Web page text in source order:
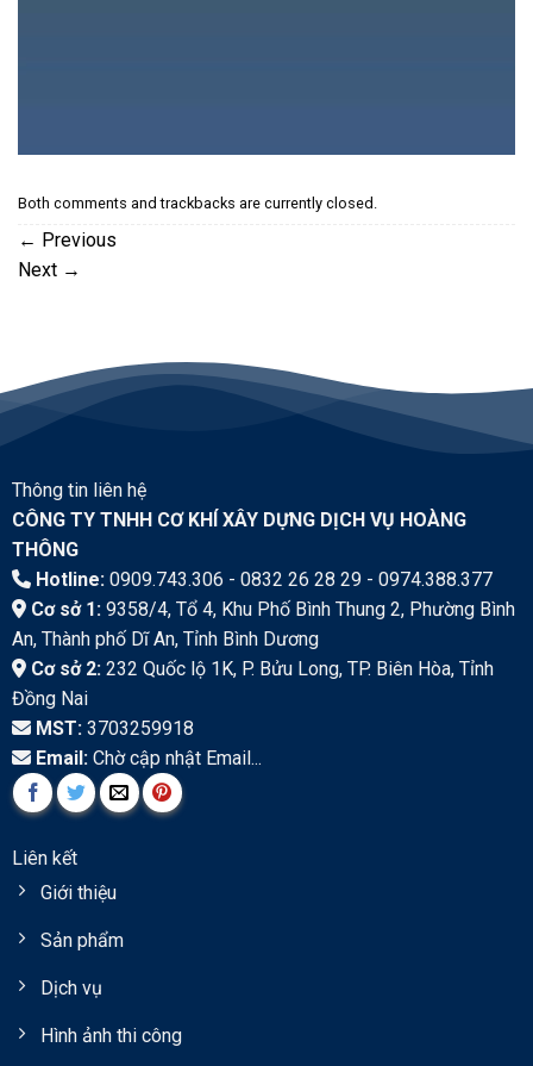
Both comments and trackbacks are currently closed.
← Previous
Next →
Thông tin liên hệ
CÔNG TY TNHH CƠ KHÍ XÂY DỰNG DỊCH VỤ HOÀNG
THÔNG
Hotline:0909.743.306 - 0832 26 28 29 - 0974.388.377
Cơ sở 1:9358/4, Tổ 4, Khu Phố Bình Thung 2, Phường Bình
An, Thành phố Dĩ An, Tỉnh Bình Dương
Cơ sở 2:232 Quốc lộ 1K, P. Bửu Long, TP. Biên Hòa, Tỉnh
Đồng Nai
MST:3703259918
Email:Chờ cập nhật Email...
Liên kết
Giới thiệu
Sản phẩm
Dịch vụ
Hình ảnh thi công